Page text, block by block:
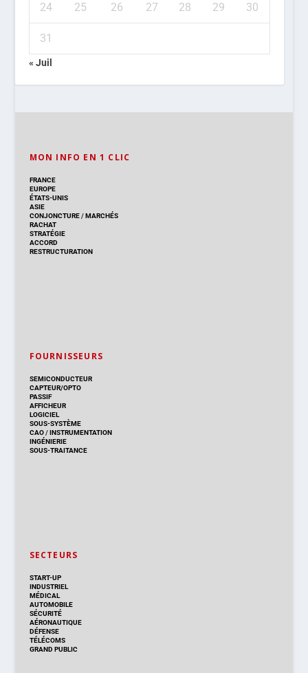
24 25 26 27 28 29 30
31
« Juil
MON INFO EN 1 CLIC
FRANCE
EUROPE
ÉTATS-UNIS
ASIE
CONJONCTURE/MARCHÉS
RACHAT
STRATÉGIE
ACCORD
RESTRUCTURATION
FOURNISSEURS
SEMICONDUCTEUR
CAPTEUR/OPTO
PASSIF
AFFICHEUR
LOGICIEL
SOUS-SYSTÈME
CAO/INSTRUMENTATION
INGÉNIERIE
SOUS-TRAITANCE
SECTEURS
START-UP
INDUSTRIEL
MÉDICAL
AUTOMOBILE
SÉCURITÉ
AÉRONAUTIQUE
DÉFENSE
TÉLÉCOMS
GRAND PUBLIC